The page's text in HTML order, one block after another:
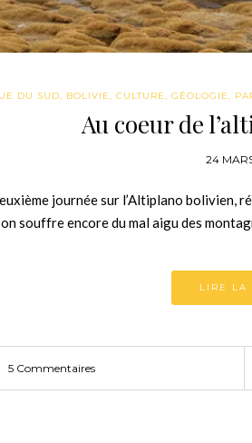
DU SUD, BOLIVIE, CULTURE, GÉOLOGIE,
Au coeur de
24
journée sur l’Altiplano
souffre encore du mal aigu des
LIRE LA
5 Commentaires